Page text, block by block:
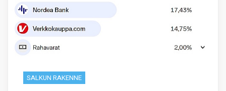
SALKUN RAKENNE